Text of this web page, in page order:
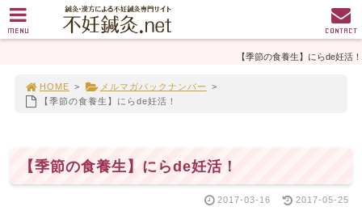
【季節の食養生】にらde妊活！
HOME > メルマガバックナンバー
>
【季節の食養生】にらde妊活！
【季節の食養生】にらde妊活！
2017-03-16 2017-05-25
MENU CONTACT